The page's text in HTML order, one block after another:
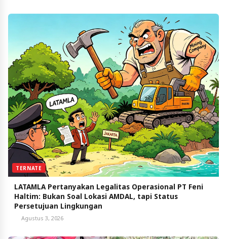
TERNATE
LATAMLA Pertanyakan Legalitas Operasional PT Feni
Haltim: Bukan Soal Lokasi AMDAL, tapi Status
Persetujuan Lingkungan
Agustus 3, 2026